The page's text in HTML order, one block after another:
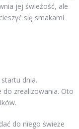
jej świeżość, ale
się smakami
dnia.
do zrealizowania. Oto
do niego świeże